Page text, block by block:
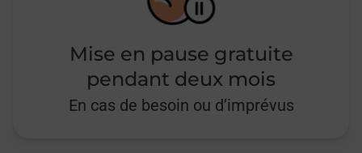
Mise en pause gratuite
pendant deux mois
En cas de besoin ou d’imprévus